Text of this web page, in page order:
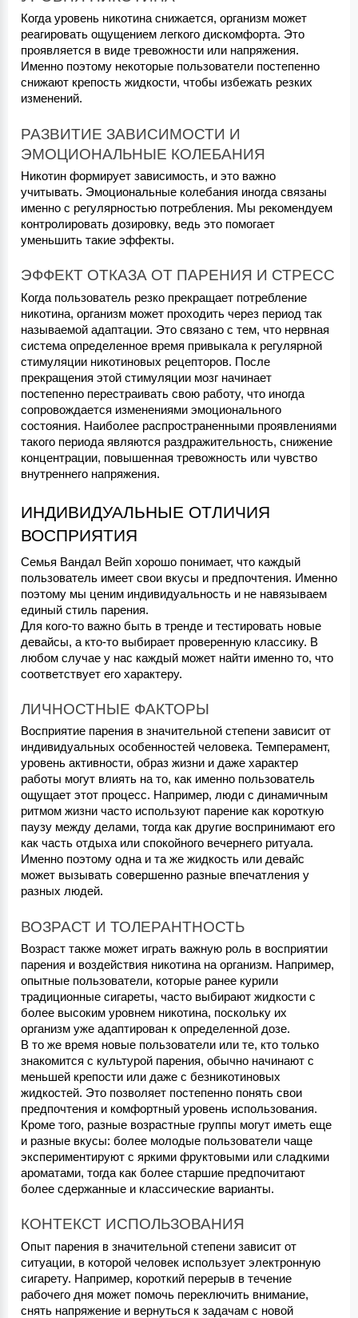
Когда уровень никотина снижается, организм может
реагировать ощущением легкого дискомфорта. Это
проявляется в виде тревожности или напряжения.
Именно поэтому некоторые пользователи постепенно
снижают крепость жидкости, чтобы избежать резких
изменений.
РАЗВИТИЕ ЗАВИСИМОСТИ И
ЭМОЦИОНАЛЬНЫЕ КОЛЕБАНИЯ
Никотин формирует зависимость, и это важно
учитывать. Эмоциональные колебания иногда связаны
именно с регулярностью потребления. Мы рекомендуем
контролировать дозировку, ведь это помогает
уменьшить такие эффекты.
ЭФФЕКТ ОТКАЗА ОТ ПАРЕНИЯ И СТРЕСС
Когда пользователь резко прекращает потребление
никотина, организм может проходить через период так
называемой адаптации. Это связано с тем, что нервная
система определенное время привыкала к регулярной
стимуляции никотиновых рецепторов. После
прекращения этой стимуляции мозг начинает
постепенно перестраивать свою работу, что иногда
сопровождается изменениями эмоционального
состояния. Наиболее распространенными проявлениями
такого периода являются раздражительность, снижение
концентрации, повышенная тревожность или чувство
внутреннего напряжения.
ИНДИВИДУАЛЬНЫЕ ОТЛИЧИЯ
ВОСПРИЯТИЯ
Семья Вандал Вейп хорошо понимает, что каждый
пользователь имеет свои вкусы и предпочтения. Именно
поэтому мы ценим индивидуальность и не навязываем
единый стиль парения.
Для кого-то важно быть в тренде и тестировать новые
девайсы, а кто-то выбирает проверенную классику. В
любом случае у нас каждый может найти именно то, что
соответствует его характеру.
ЛИЧНОСТНЫЕ ФАКТОРЫ
Восприятие парения в значительной степени зависит от
индивидуальных особенностей человека. Темперамент,
уровень активности, образ жизни и даже характер
работы могут влиять на то, как именно пользователь
ощущает этот процесс. Например, люди с динамичным
ритмом жизни часто используют парение как короткую
паузу между делами, тогда как другие воспринимают его
как часть отдыха или спокойного вечернего ритуала.
Именно поэтому одна и та же жидкость или девайс
может вызывать совершенно разные впечатления у
разных людей.
ВОЗРАСТ И ТОЛЕРАНТНОСТЬ
Возраст также может играть важную роль в восприятии
парения и воздействия никотина на организм. Например,
опытные пользователи, которые ранее курили
традиционные сигареты, часто выбирают жидкости с
более высоким уровнем никотина, поскольку их
организм уже адаптирован к определенной дозе.
В то же время новые пользователи или те, кто только
знакомится с культурой парения, обычно начинают с
меньшей крепости или даже с безникотиновых
жидкостей. Это позволяет постепенно понять свои
предпочтения и комфортный уровень использования.
Кроме того, разные возрастные группы могут иметь еще
и разные вкусы: более молодые пользователи чаще
экспериментируют с яркими фруктовыми или сладкими
ароматами, тогда как более старшие предпочитают
более сдержанные и классические варианты.
КОНТЕКСТ ИСПОЛЬЗОВАНИЯ
Опыт парения в значительной степени зависит от
ситуации, в которой человек использует электронную
сигарету. Например, короткий перерыв в течение
рабочего дня может помочь переключить внимание,
снять напряжение и вернуться к задачам с новой